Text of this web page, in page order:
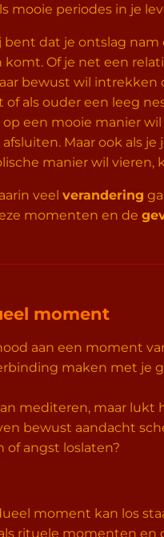
mooie periodes in je
bent dat je ontslag
komt. Of je net een
bewust wil intrekken
of als ouder een leeg
een mooie manier
Maar ook als
manier wil
veel verandering
momenten en de
moment
aan een moment
maken met je
mediteren, maar
bewust aandacht
of angst loslaten?
moment kan los
rituele momenten en